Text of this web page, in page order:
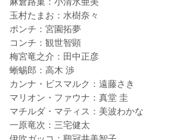
玉村たまお：水樹奈々
ポンチ：宮園拓夢
コンチ：観世智顕
梅宮竜之介：田中正彦
蜥蜴郎：高木 渉
カンナ・ビスマルク：遠藤さき
マリオン・ファウナ：真堂 圭
マチルダ・マティス：美波わかな
一原竜次：三宅健太